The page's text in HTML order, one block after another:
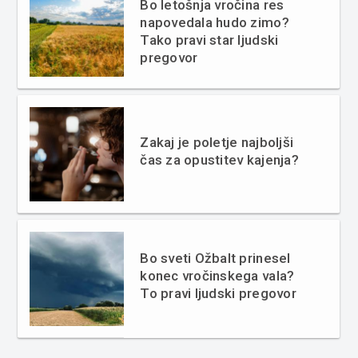
Bo letošnja vročina res
napovedala hudo zimo?
Tako pravi star ljudski
pregovor
Zakaj je poletje najboljši
čas za opustitev kajenja?
Bo sveti Ožbalt prinesel
konec vročinskega vala?
To pravi ljudski pregovor